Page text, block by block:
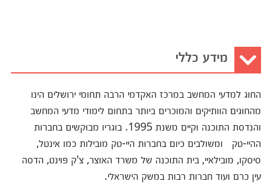
מידע כללי
החוג למדעי המחשב במרכז האקדמי הרבה תחומי ירושלים הינו
מהחוגים הוותיקים והמוכרים ביותר בתחום לימודי מדעי המחשב
והנדסת התוכנה וקיים משנת 1995. בוגריו מבוקשים בחברות
ההיי-טק ומשולבים כיום בחברות היי-טק מובילות כמו אינטל,
סיסקו, מובילאיי, בית התוכנה של משרד האוצר, צ'ק פוינט, הדסה
עין כרם ועוד חברות רבות במשק הישראלי.